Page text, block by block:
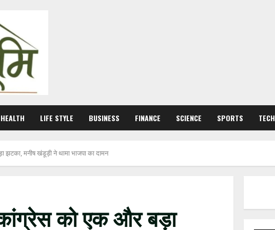
HEALTH LIFE STYLE BUSINESS FINANCE SCIENCE SPORTS TECH
मनीष खंडूड़ी ने थामा भाजपा का दामन
को एक और बड़ा